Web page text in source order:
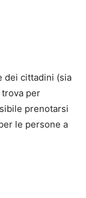
dei cittadini (sia
per
prenotarsi
le persone a